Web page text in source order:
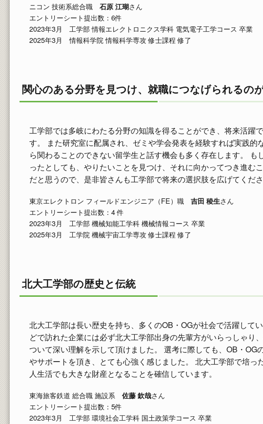
ニコン 技術系総合職 石原 江瑚さん
エントリーシート提出数：6件
2023年3月 工学部 情報エレクトロニクス学科 電気電子工学コース 卒業
2025年3月 情報科学院 情報科学専攻 修士課程 修了
関心のある分野を見つけ、就職につなげられるの
工学部では多岐にわたる分野の知識を得ることができ、将来活躍
す。 また研究室に配属され、ゼミや学会発表を経験すれば実践的
ら関わることのできない留学生と話す機会も多く存在します。 も
ったとしても、やりたいことを見つけ、それに向かってつき進む
だと思うので、是非皆さんも工学部で将来の選択肢を広げてくださ
東京エレクトロン フィールドエンジニア（FE）職 吉田 稜生さん
エントリーシート提出数：4 件
2023年3月 工学部 機械知能工学科 機械情報コース 卒業
2025年3月 工学院 機械宇宙工学専攻 修士課程 修了
北大工学部の歴史と伝統
北大工学部は長い歴史を持ち、多くのOB・OGが社会で活躍して
どで訪れた企業には必ず北大工学部出身の先輩方がいらっしゃり
ついて深い理解を示して頂けました。 選考に際しても、OB・OG
やサポートを頂き、とても心強く感じました。 北大工学部で培っ
人生活でも大きな財産となることを確信しています。
東海旅客鉄道 総合職 施設系 佐藤 欽哉さん
エントリーシート提出数：5件
2023年3月 工学部 環境社会工学科 国土政策学コース 卒業